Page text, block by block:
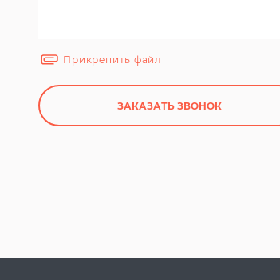
Прикрепить файл
ЗАКАЗАТЬ ЗВОНОК